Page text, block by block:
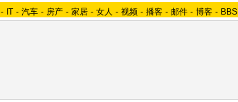
- IT - 汽车 - 房产 - 家居 - 女人 - 视频 - 播客 - 邮件 - 博客 - BBS